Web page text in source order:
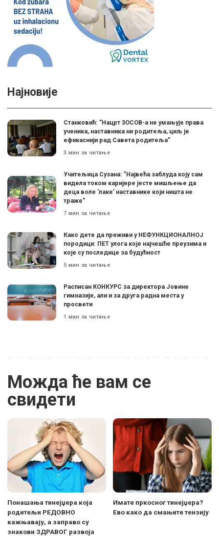
Најновије
Станковић: ”Нацрт ЗОСОВ-а не умањује права
ученика, наставника ни родитеља, циљ је
ефикаснији рад Савета родитеља”
3 мин за читање
Учитељица Сузана: ”Највећа заблуда коју сам
видела током каријере јесте мишљење да
деца воле ’лаке’ наставнике који ништа не
траже”
7 мин за читање
Како дете да преживи у НЕФУНКЦИОНАЛНОЈ
породици: ПЕТ улога које најчешће преузима и
које су последице за будућност
5 мин за читање
Расписан КОНКУРС за директора Јовине
гимназије, али и за друга радна места у
просвети
1 мин за читање
Можда ће вам се
свидети
Понашања тинејџера која
родитељи РЕДОВНО
кажњавају, а заправо су
знакови ЗДРАВОГ развоја
Имате пркосног тинејџера?
Ево како да смањите тензију